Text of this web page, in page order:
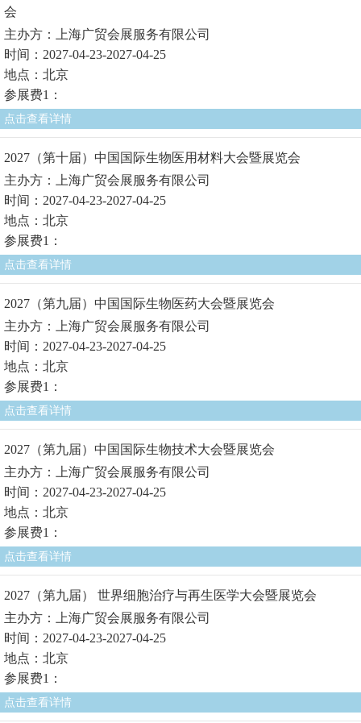
会
主办方：上海广贸会展服务有限公司
时间：2027-04-23-2027-04-25
地点：北京
参展费1：
点击查看详情
2027（第十届）中国国际生物医用材料大会暨展览会
主办方：上海广贸会展服务有限公司
时间：2027-04-23-2027-04-25
地点：北京
参展费1：
点击查看详情
2027（第九届）中国国际生物医药大会暨展览会
主办方：上海广贸会展服务有限公司
时间：2027-04-23-2027-04-25
地点：北京
参展费1：
点击查看详情
2027（第九届）中国国际生物技术大会暨展览会
主办方：上海广贸会展服务有限公司
时间：2027-04-23-2027-04-25
地点：北京
参展费1：
点击查看详情
2027（第九届） 世界细胞治疗与再生医学大会暨展览会
主办方：上海广贸会展服务有限公司
时间：2027-04-23-2027-04-25
地点：北京
参展费1：
点击查看详情